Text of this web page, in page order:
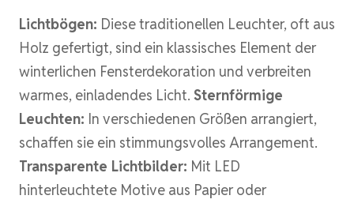
Lichtbögen: Diese traditionellen Leuchter, oft aus
Holz gefertigt, sind ein klassisches Element der
winterlichen Fensterdekoration und verbreiten
warmes, einladendes Licht. Sternförmige
Leuchten: In verschiedenen Größen arrangiert,
schaffen sie ein stimmungsvolles Arrangement.
Transparente Lichtbilder: Mit LED
hinterleuchtete Motive aus Papier oder